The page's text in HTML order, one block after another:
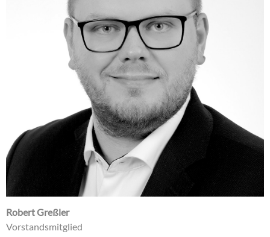
Robert Greßler
Vorstandsmitglied